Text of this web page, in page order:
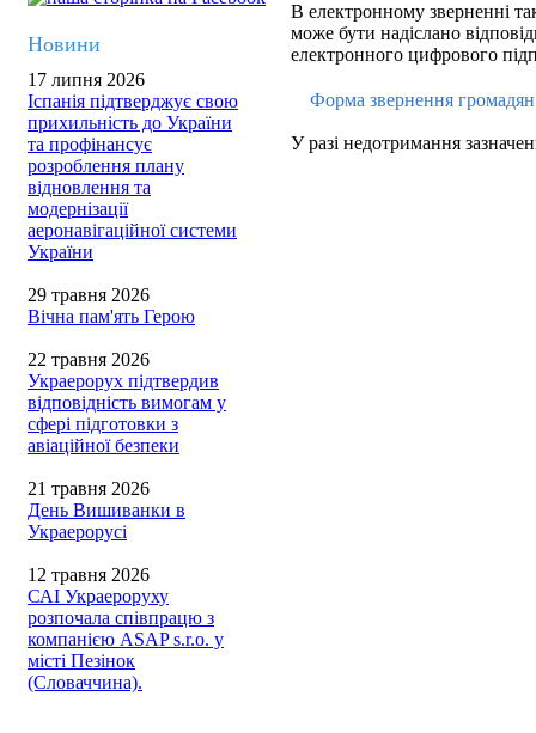
Новини
17 липня 2026
Іспанія підтверджує свою
прихильність до України
та профінансує
розроблення плану
відновлення та
модернізації
аеронавігаційної системи
України
29 травня 2026
Вічна пам'ять Герою
22 травня 2026
Украерорух підтвердив
відповідність вимогам у
сфері підготовки з
авіаційної безпеки
21 травня 2026
День Вишиванки в
Украерорусі
12 травня 2026
САІ Украероруху
розпочала співпрацю з
компанією ASAP s.r.o. у
місті Пезінок
(Словаччина).
В електронному зверненні
може бути надіслано
електронного цифрового
Форма звернення
У разі недотримання